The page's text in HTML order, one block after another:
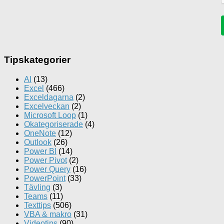
Tipskategorier
AI (13)
Excel (466)
Exceldagarna (2)
Excelveckan (2)
Microsoft Loop (1)
Okategoriserade (4)
OneNote (12)
Outlook (26)
Power BI (14)
Power Pivot(2)
Power Query (16)
PowerPoint(33)
Tävling (3)
Teams (11)
Texttips (506)
VBA & makro (31)